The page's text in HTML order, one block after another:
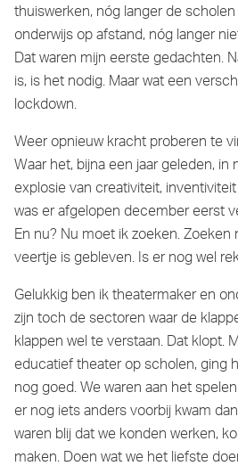
thuiswerken, nóg langer de
onderwijs op afstand, nóg langer
Dat waren mijn eerste gedachten.
is, is het nodig. Maar wat een
lockdown.
Weer opnieuw kracht proberen te
Waar het, bijna een jaar geleden,
explosie van creativiteit,
was er afgelopen december eerst
En nu? Nu moet ik zoeken.
veertje is gebleven. Is er nog wel
Gelukkig ben ik theatermaker en
zijn toch de sectoren waar de
klappen wel te verstaan. Dat klopt.
educatief theater op scholen, ging
nog goed. We waren aan het
er nog iets anders voorbij kwam
waren blij dat we konden werken,
maken. Doen wat we het liefste